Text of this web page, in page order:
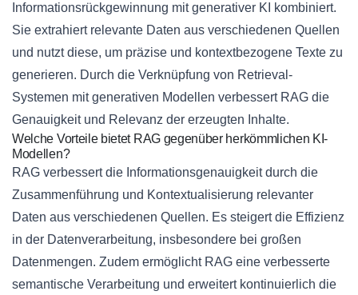
Informationsrückgewinnung mit generativer KI kombiniert.
Sie extrahiert relevante Daten aus verschiedenen Quellen
und nutzt diese, um präzise und kontextbezogene Texte zu
generieren. Durch die Verknüpfung von Retrieval-
Systemen mit generativen Modellen verbessert RAG die
Genauigkeit und Relevanz der erzeugten Inhalte.
Welche Vorteile bietet RAG gegenüber herkömmlichen KI-
Modellen?
RAG verbessert die Informationsgenauigkeit durch die
Zusammenführung und Kontextualisierung relevanter
Daten aus verschiedenen Quellen. Es steigert die Effizienz
in der Datenverarbeitung, insbesondere bei großen
Datenmengen. Zudem ermöglicht RAG eine verbesserte
semantische Verarbeitung und erweitert kontinuierlich die